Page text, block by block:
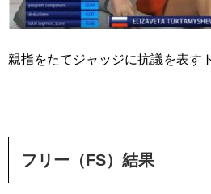
親指をたてジャッジに抗議を表す
フリー（FS）結果